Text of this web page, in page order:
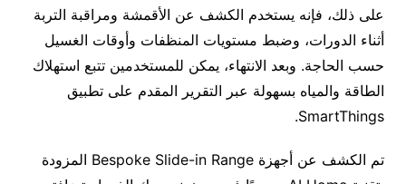
على ذلك، فإنه يستخدم الكشف عن الأقمشة ومراقبة التربة
أثناء الدورات، وضبط مستويات المنظفات وأوقات الغسيل
حسب الحاجة. وبعد الانتهاء، يمكن للمستخدمين تتبع استهلاك
الطاقة والمياه بسهولة عبر التقرير المقدم على تطبيق
SmartThings.
تم الكشف عن أجهزة Bespoke Slide-in Range المزودة